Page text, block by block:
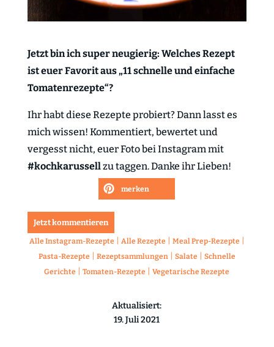
Jetzt bin ich super neugierig: Welches Rezept
ist euer Favorit aus „11 schnelle und einfache
Tomatenrezepte“?
Ihr habt diese Rezepte probiert? Dann lasst es
mich wissen! Kommentiert, bewertet und
vergesst nicht, euer Foto bei Instagram mit
#kochkarussellzu taggen. Danke ihr Lieben!
merken
Jetzt kommentieren
Alle Instagram-Rezepte Alle Rezepte Meal Prep-Rezepte
Pasta-Rezepte Rezeptsammlungen| Salate
Schnelle
Gerichte
|Tomaten-Rezepte |Vegetarische Rezepte
Aktualisiert:
19. Juli 2021